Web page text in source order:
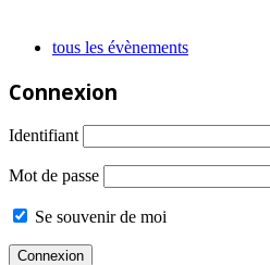
tous les évènements
Connexion
Identifiant
Mot de passe
Se souvenir de moi